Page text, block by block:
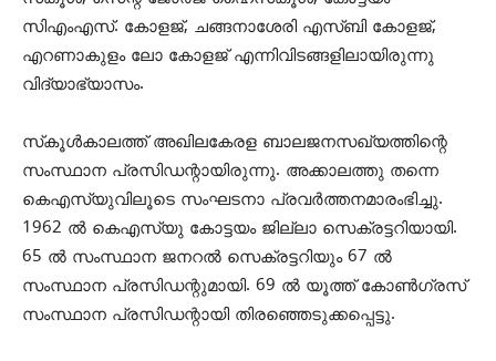
സിഎംഎസ്. കോളജ്, ചങ്ങനാശേരി എസ്ബി കോളജ്,
എറണാകുളം ലോ കോളജ് എന്നിവിടങ്ങളിലായിരുന്നു
വിദ്യാഭ്യാസം.
സ്‌കൂള്‍കാലത്ത് അഖിലകേരള ബാലജനസഖ്യത്തിന്റെ
സംസ്ഥാന പ്രസിഡന്റായിരുന്നു. അക്കാലത്തു തന്നെ
കെഎസ്യുവിലൂടെ സംഘടനാ പ്രവര്‍ത്തനമാരംഭിച്ചു.
1962 ല്‍ കെഎസ്യു കോട്ടയം ജില്ലാ സെക്രട്ടറിയായി.
65 ല്‍ സംസ്ഥാന ജനറല്‍ സെക്രട്ടറിയും 67 ല്‍
സംസ്ഥാന പ്രസിഡന്റുമായി. 69 ല്‍ യൂത്ത് കോണ്‍ഗ്രസ്
സംസ്ഥാന പ്രസിഡന്റായി തിരഞ്ഞെടുക്കപ്പെട്ടു.